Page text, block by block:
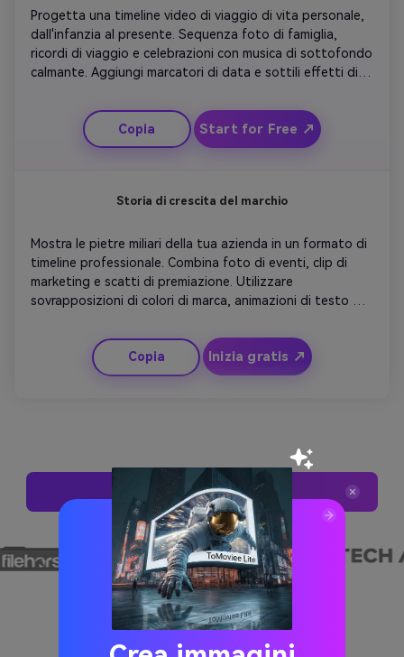
Progetta una timeline video di viaggio di vita personale,
dall'infanzia al presente. Sequenza foto di famiglia,
ricordi di viaggio e celebrazioni con musica di sottofondo
calmante. Aggiungi marcatori di data e sottili effetti di
Ideale per condividere su social o regali.
Copia
Start for Free ↗
Storia di crescita del marchio
Mostra le pietre miliari della tua azienda in un formato di
timeline professionale. Combina foto di eventi, clip di
marketing e scatti di premiazione. Utilizzare
sovrapposizioni di colori di marca, animazioni di testo
con uno slogan: 'Cresciamo insieme dal 2010'. Ottimo per
presentazioni e rulli sociali.
Copia Inizia gratis ↗
Prova Queste Richieste